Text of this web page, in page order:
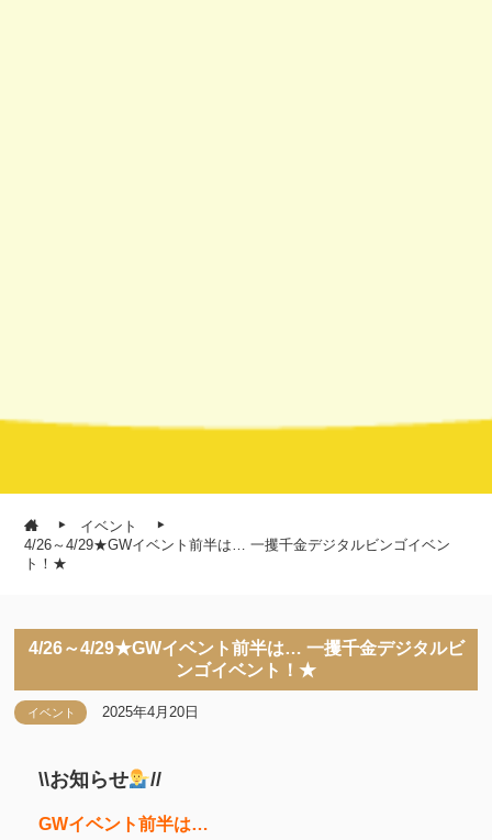
イベント
4/26～4/29★GWイベント前半は… 一攫千金デジタルビンゴイベン
ト！★
4/26～4/29★GWイベント前半は… 一攫千金デジタルビ
ンゴイベント！★
イベント 2025年4月20日
\\お知らせ //
GWイベント前半は…